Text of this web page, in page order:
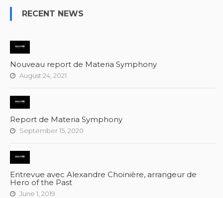
RECENT NEWS
Nouveau report de Materia Symphony
August 24, 2021
Report de Materia Symphony
September 15, 2020
Entrevue avec Alexandre Choinière, arrangeur de
Hero of the Past
June 1, 2019